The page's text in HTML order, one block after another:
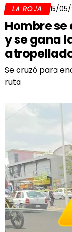
LA ROJA 15/
Hombre
y se gana
Se cruzó para
ruta